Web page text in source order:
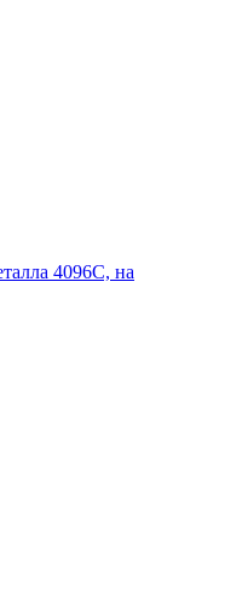
4096С, на